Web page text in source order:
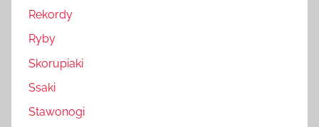
Rekordy
Ryby
Skorupiaki
Ssaki
Stawonogi